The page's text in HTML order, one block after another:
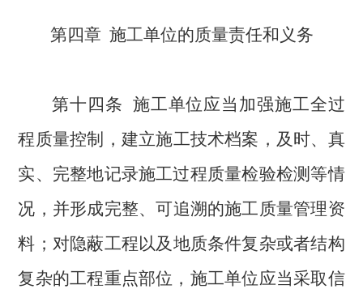
第四章 施工单位的质量责任和义务
第十四条 施工单位应当加强施工全过
程质量控制， 建立施工技术档案，及时、真
实、完整地记录施工过程质量检验检测等情
况， 并形成完整、可追溯的施工质量管理资
料； 对隐蔽工程以及地质条件复杂或者结构
复杂的工程重点部位，施工单位应当采取信